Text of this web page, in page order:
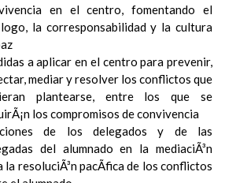
en el centro, fomentando el
la corresponsabilidad y la cultura
a aplicar en el centro para prevenir,
mediar y resolver los conflictos que
plantearse, entre los que se
los compromisos de convivencia
de los delegados y de las
del alumnado en la mediaciÃ³n
la resoluciÃ³n pacÃ­fica de los conflictos